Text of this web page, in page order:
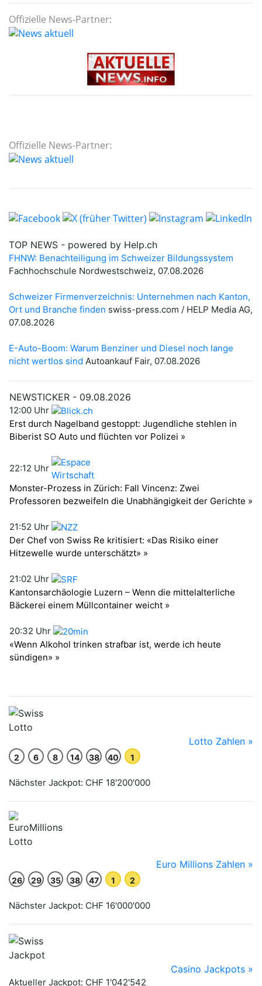
Offizielle News-Partner:
Offizielle News-Partner: